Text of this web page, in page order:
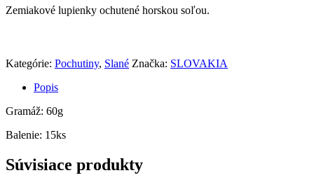
Zemiakové lupienky ochutené horskou soľou.
Kategórie: Pochutiny, Slané Značka: SLOVAKIA
Popis
Gramáž: 60g
Balenie: 15ks
Súvisiace produkty